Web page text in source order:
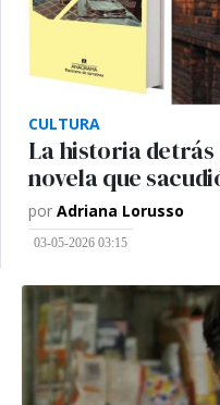
CULTURA
La historia detrás
novela que
por Adriana Lorusso
03-05-2026 03:15